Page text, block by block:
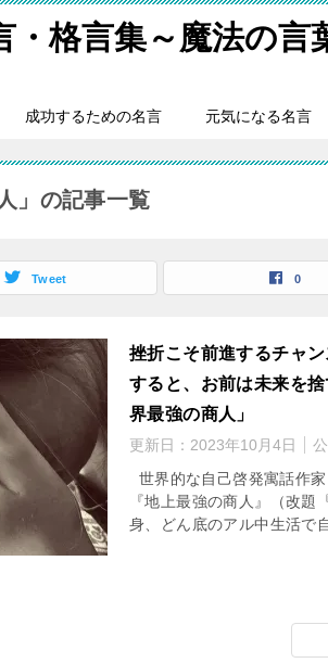
・格言集～魔法の言
成功するための名言 元気になる名言
」の記事一覧
Tweet 0
挫折こそ前進するチャ
すると、お前は未来を
界最強の商人」
更新日： 2023年10月4日
世界的な自己啓発寓話作
『地上最強の商人』（改
身、どん底のアル中生活で